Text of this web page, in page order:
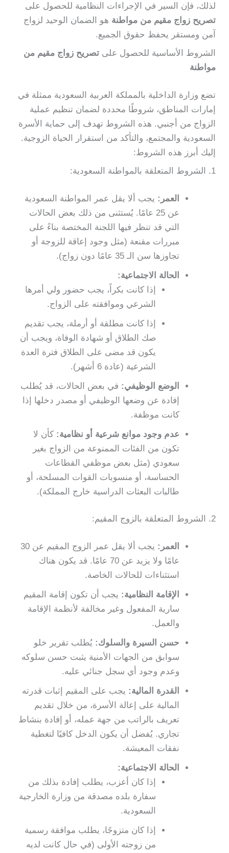
لذلك، فإن السير في الإجراءات النظامية للحصول على
تصريح زواج مقيم من مواطنة هو الضمان الوحيد لزواج
آمن ومستقر يحفظ حقوق الجميع.
الشروط الأساسية للحصول علىتصريح زواج مقيم من
مواطنة
تضع وزارة الداخلية بالمملكة العربية السعودية ممثلة في
إمارات المناطق، شروطًا محددة لضمان تنظيم عملية
الزواج من أجنبي. هذه الشروط تهدف إلى حماية الأسرة
السعودية والمجتمع، والتأكد من استقرار الحياة الزوجية.
إليك أبرز هذه الشروط:
1. الشروط المتعلقة بالمواطنة السعودية:
العمر: يجب ألا يقل عمر المواطنة السعودية
عن 25 عامًا. يُستثنى من ذلك بعض الحالات
التي قد تنظر فيها اللجنة المختصة بناءً على
مبررات مقنعة (مثل وجود إعاقة للزوجة أو
تجاوزها سن الـ 35 عامًا دون زواج).
الحالة الاجتماعية:
إذا كانت بكراً، يجب حضور ولي أمرها
الشرعي وموافقته على الزواج.
إذا كانت مطلقة أو أرملة، يجب تقديم
صك الطلاق أو شهادة الوفاة، ويجب أن
يكون قد مضى على الطلاق فترة العدة
الشرعية (عادة 6 أشهر).
الوضع الوظيفي: في بعض الحالات، قد يُطلب
إفادة عن وضعها الوظيفي أو مصدر دخلها إذا
كانت موظفة.
عدم وجود موانع شرعية أو نظامية: كأن لا
تكون من الفئات الممنوعة من الزواج بغير
سعودي (مثل بعض موظفي القطاعات
الحساسة، أو منسوبات القوات المسلحة، أو
طالبات البعثات الدراسية خارج المملكة).
2. الشروط المتعلقة بالزوج المقيم:
العمر:
يجب ألا يقل عمر الزوج المقيم عن 30
عامًا ولا يزيد عن 70 عامًا. قد يكون هناك
استثناءات للحالات الخاصة.
الإقامة النظامية: يجب أن تكون إقامة المقيم
سارية المفعول وغير مخالفة لأنظمة الإقامة
والعمل.
حسن السيرة والسلوك: يُطلب تقرير خلو
سوابق من الجهات الأمنية يثبت حسن سلوكه
وعدم وجود أي سجل جنائي عليه.
القدرة المالية: يجب على المقيم إثبات قدرته
المالية على إعالة الأسرة، من خلال تقديم
تعريف بالراتب من جهة عمله، أو إفادة بنشاط
تجاري. يُفضل أن يكون الدخل كافيًا لتغطية
نفقات المعيشة.
الحالة الاجتماعية:
إذا كان أعزب، يطلب إفادة بذلك من
سفارة بلده مصدقة من وزارة الخارجية
السعودية.
إذا كان متزوجًا، يطلب موافقة رسمية
من زوجته الأولى (في حال كانت لديه